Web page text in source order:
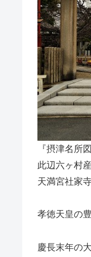
『摂津名所
此辺六ヶ村
天満宮社家
孝徳天皇の
慶長末年の